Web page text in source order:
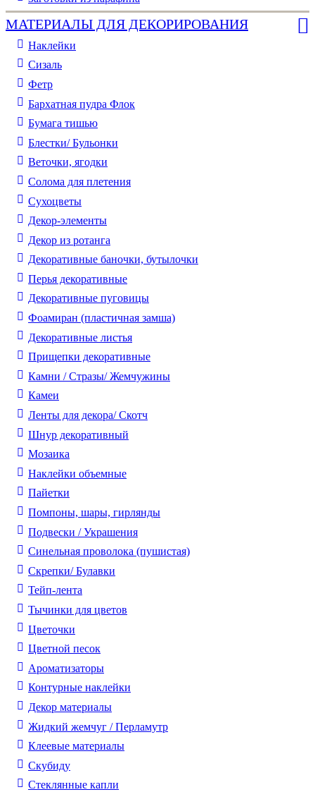
МАТЕРИАЛЫ ДЛЯ ДЕКОРИРОВАНИЯ
Наклейки
Сизаль
Фетр
Бархатная пудра Флок
Бумага тишью
Блестки/ Бульонки
Веточки, ягодки
Солома для плетения
Cухоцветы
Декор-элементы
Декор из ротанга
Декоративные баночки, бутылочки
Перья декоративные
Декоративные пуговицы
Фоамиран (пластичная замша)
Декоративные листья
Прищепки декоративные
Камни / Cтразы/ Жемчужины
Камеи
Ленты для декора/ Скотч
Шнур декоративный
Мозаика
Наклейки объемные
Пайетки
Помпоны, шары, гирлянды
Подвески / Украшения
Синельная проволока (пушистая)
Скрепки/ Булавки
Тейп-лента
Тычинки для цветов
Цветочки
Цветной песок
Ароматизаторы
Контурные наклейки
Декор материалы
Жидкий жемчуг / Перламутр
Клеевые материалы
Скубиду
Стеклянные капли